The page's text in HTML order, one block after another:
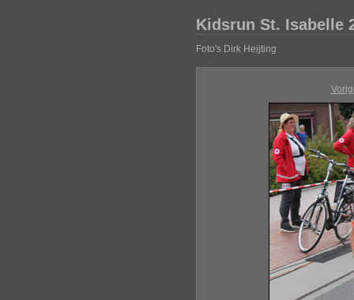
Kidsrun St. Isabelle
Foto's Dirk Heijting